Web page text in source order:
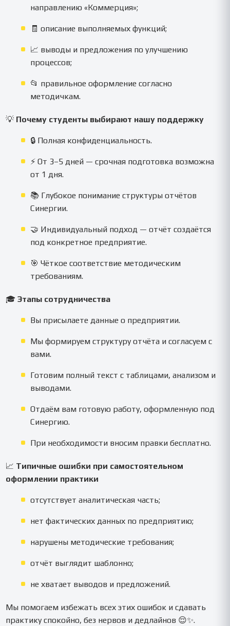
направлению «Коммерция»;
🧾 описание выполняемых функций;
📈 выводы и предложения по улучшению
процессов;
📂 правильное оформление согласно
методичкам.
💡 Почему студенты выбирают нашу поддержку
🔒 Полная конфиденциальность.
⚡ От 3–5 дней — срочная подготовка возможна
от 1 дня.
📚 Глубокое понимание структуры отчётов
Синергии.
🤝 Индивидуальный подход — отчёт создаётся
под конкретное предприятие.
🎯 Чёткое соответствие методическим
требованиям.
🎓Этапы сотрудничества
Вы присылаете данные о предприятии.
Мы формируем структуру отчёта и согласуем с
вами.
Готовим полный текст с таблицами, анализом и
выводами.
Отдаём вам готовую работу, оформленную под
Синергию.
При необходимости вносим правки бесплатно.
📈 Типичные ошибки при самостоятельном
оформлении практики
отсутствует аналитическая часть;
нет фактических данных по предприятию;
нарушены методические требования;
отчёт выглядит шаблонно;
не хватает выводов и предложений.
Мы помогаем избежать всех этих ошибок и сдавать
практику спокойно, без нервов и дедлайнов 😌✨.